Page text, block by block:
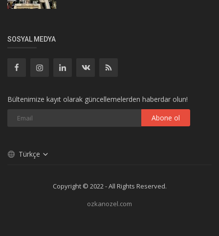
SOSYAL MEDYA
Bültenimize kayıt olarak güncellemelerden haberdar olun!
Abone ol
Türkçe
Copyright © 2022 - All Rights Reserved.
ozkanozel.com